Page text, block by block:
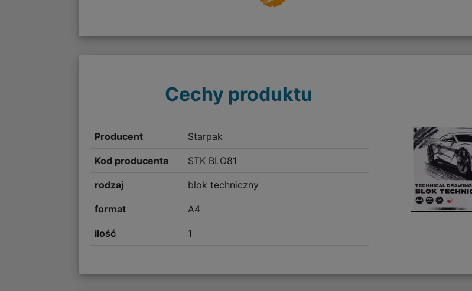
Cechy produktu
Producent Starpak
Kod producenta STK BLO81
rodzaj blok techniczny
format A4
ilość 1